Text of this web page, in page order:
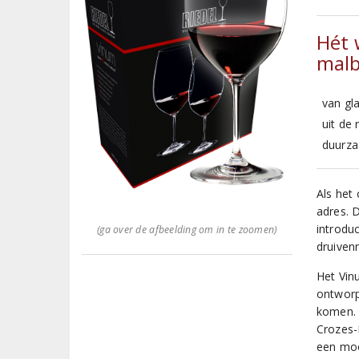
(ga over de afbeelding om in te zoomen)
Hét
van
uit de
Als het
adres.
Het
een